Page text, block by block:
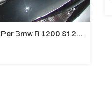
Cupolino Alto Per Bmw R 1200 St 2004 - 2007 TRASPARENTE - Sc950-T